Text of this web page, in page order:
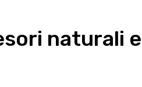
naturali